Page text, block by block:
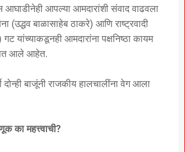
आघाडीनेही आपल्या आमदारांशी संवाद वाढवला
(उद्धव बाळासाहेब ठाकरे) आणि राष्ट्रवादी
यांच्याकडूनही आमदारांना पक्षनिष्ठा कायम
आले आहेत.
दोन्ही बाजूंनी राजकीय हालचालींना वेग आला
का महत्त्वाची?